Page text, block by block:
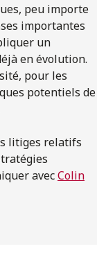
peu importe
importantes
un
en évolution.
pour les
potentiels de
litiges relatifs
avecColin